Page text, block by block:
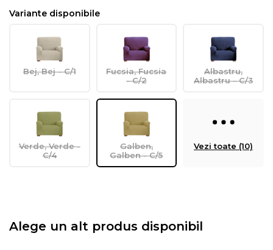
Variante disponibile
Bej, Bej - C/1
Fucsia, Fucsia
- C/2
Albastru,
Albastru - C/3
Verde, Verde -
C/4
Galben,
Galben - C/5
Vezi toate (10)
Alege un alt produs disponibil